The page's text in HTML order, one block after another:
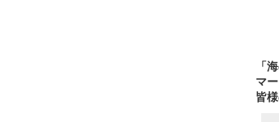
「
マ
皆